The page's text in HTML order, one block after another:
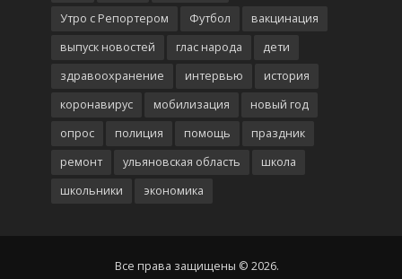
Утро с Репортером
Футбол
вакцинация
выпуск новостей
глас народа
дети
здравоохранение
интервью
история
коронавирус
мобилизация
новый год
опрос
полиция помощь
праздник
ремонт
ульяновская область
школа
школьники
экономика
Все права защищены © 2026.